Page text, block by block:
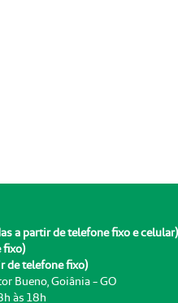
a partir de telefone fixo e celular)
fixo)
de telefone fixo)
Bueno, Goiânia - GO
às 18h